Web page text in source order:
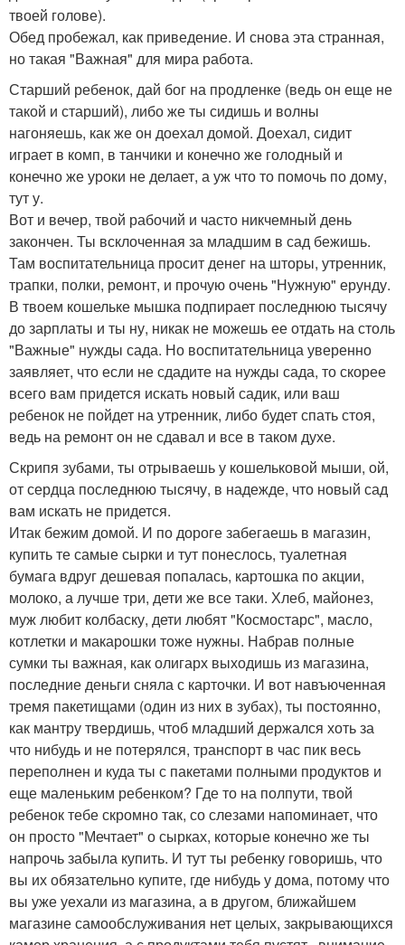
твоей голове).
Обед пробежал, как приведение. И снова эта странная,
но такая "Важная" для мира работа.
Старший ребенок, дай бог на продленке (ведь он еще не
такой и старший), либо же ты сидишь и волны
нагоняешь, как же он доехал домой. Доехал, сидит
играет в комп, в танчики и конечно же голодный и
конечно же уроки не делает, а уж что то помочь по дому,
тут у.
Вот и вечер, твой рабочий и часто никчемный день
закончен. Ты всклоченная за младшим в сад бежишь.
Там воспитательница просит денег на шторы, утренник,
трапки, полки, ремонт, и прочую очень "Нужную" ерунду.
В твоем кошельке мышка подпирает последнюю тысячу
до зарплаты и ты ну, никак не можешь ее отдать на столь
"Важные" нужды сада. Но воспитательница уверенно
заявляет, что если не сдадите на нужды сада, то скорее
всего вам придется искать новый садик, или ваш
ребенок не пойдет на утренник, либо будет спать стоя,
ведь на ремонт он не сдавал и все в таком духе.
Скрипя зубами, ты отрываешь у кошельковой мыши, ой,
от сердца последнюю тысячу, в надежде, что новый сад
вам искать не придется.
Итак бежим домой. И по дороге забегаешь в магазин,
купить те самые сырки и тут понеслось, туалетная
бумага вдруг дешевая попалась, картошка по акции,
молоко, а лучше три, дети же все таки. Хлеб, майонез,
муж любит колбаску, дети любят "Космостарс", масло,
котлетки и макарошки тоже нужны. Набрав полные
сумки ты важная, как олигарх выходишь из магазина,
последние деньги сняла с карточки. И вот навъюченная
тремя пакетищами (один из них в зубах), ты постоянно,
как мантру твердишь, чтоб младший держался хоть за
что нибудь и не потерялся, транспорт в час пик весь
переполнен и куда ты с пакетами полными продуктов и
еще маленьким ребенком? Где то на полпути, твой
ребенок тебе скромно так, со слезами напоминает, что
он просто "Мечтает" о сырках, которые конечно же ты
напрочь забыла купить. И тут ты ребенку говоришь, что
вы их обязательно купите, где нибудь у дома, потому что
вы уже уехали из магазина, а в другом, ближайшем
магазине самообслуживания нет целых, закрывающихся